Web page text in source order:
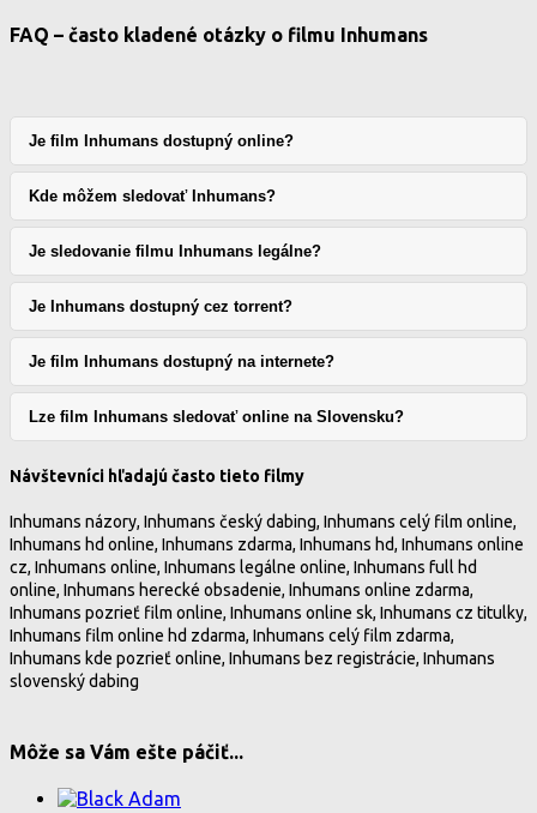
FAQ – často kladené otázky o filmu Inhumans
Je film Inhumans dostupný online?
Kde môžem sledovať Inhumans?
Je sledovanie filmu Inhumans legálne?
Je Inhumans dostupný cez torrent?
Je film Inhumans dostupný na internete?
Lze film Inhumans sledovať online na Slovensku?
Návštevníci hľadajú často tieto filmy
Inhumans názory, Inhumans český dabing, Inhumans celý film online,
Inhumans hd online, Inhumans zdarma, Inhumans hd, Inhumans online
cz, Inhumans online, Inhumans legálne online, Inhumans full hd
online, Inhumans herecké obsadenie, Inhumans online zdarma,
Inhumans pozrieť film online, Inhumans online sk, Inhumans cz titulky,
Inhumans film online hd zdarma, Inhumans celý film zdarma,
Inhumans kde pozrieť online, Inhumans bez registrácie, Inhumans
slovenský dabing
Môže sa Vám ešte páčiť...